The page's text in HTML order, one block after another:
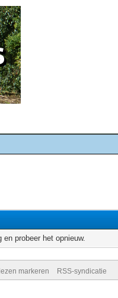
probeer het opnieuw.
markeren RSS-syndicatie